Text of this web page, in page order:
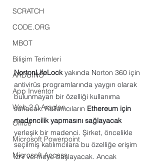
SCRATCH
CODE.ORG
MBOT
Bilişim Terimleri
ARDUINO
App Inventor
Web 2.0 Araçları
Office
Microsoft Powerpoint
Microsoft Access
NortonLifeLock yakında Norton 360 için
antivirüs programlarında yaygın olarak
bulunmayan bir özelliği kullanıma
sunacak: Kullanıcıların Ethereum için
madencilik yapmasını sağlayacak
yerleşik bir madenci. Şirket, öncelikle
seçilmiş katılımcılara bu özelliğe erişim
izni vermeye başlayacak. Ancak